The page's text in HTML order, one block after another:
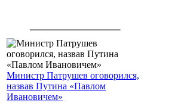
Министр Патрушев оговорился,
назвав Путина «Павлом
Ивановичем»